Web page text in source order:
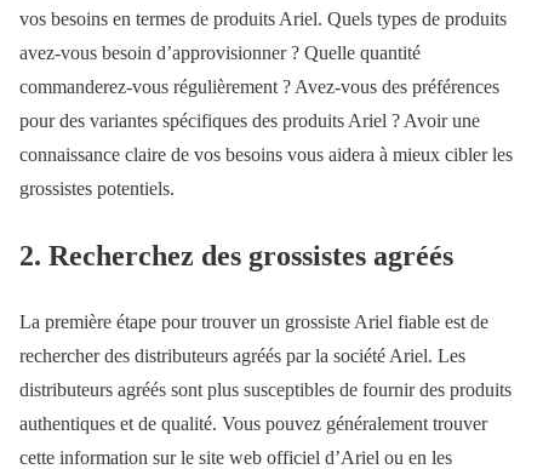
vos besoins en termes de produits Ariel. Quels types de produits
avez-vous besoin d’approvisionner ? Quelle quantité
commanderez-vous régulièrement ? Avez-vous des préférences
pour des variantes spécifiques des produits Ariel ? Avoir une
connaissance claire de vos besoins vous aidera à mieux cibler les
grossistes potentiels.
2. Recherchez des grossistes agréés
La première étape pour trouver un grossiste Ariel fiable est de
rechercher des distributeurs agréés par la société Ariel. Les
distributeurs agréés sont plus susceptibles de fournir des produits
authentiques et de qualité. Vous pouvez généralement trouver
cette information sur le site web officiel d’Ariel ou en les